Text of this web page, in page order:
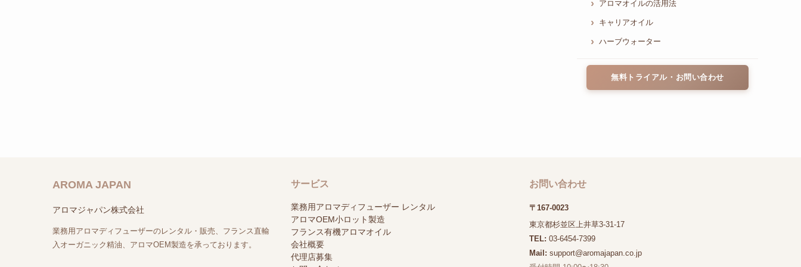
アロマオイルの活用法
キャリアオイル
ハーブウォーター
無料トライアル・お問い合わせ
AROMA JAPAN
アロマジャパン株式会社
業務用アロマディフューザーのレンタル・販売、フランス直輸
入オーガニック精油、アロマOEM製造を承っております。
サービス
業務用アロマディフューザー レンタル
アロマOEM小ロット製造
フランス有機アロマオイル
会社概要
代理店募集
お問い合わせ
〒167-0023
東京都杉並区上井草3-31-17
TEL: 03-6454-7399
Mail: support@aromajapan.co.jp